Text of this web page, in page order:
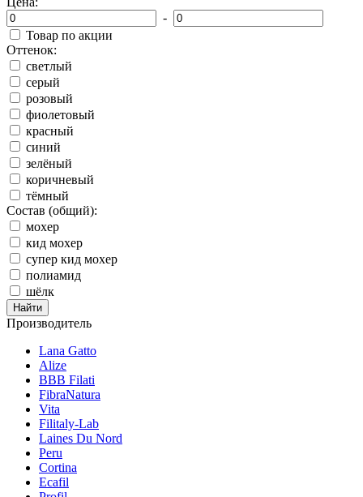
-
Товар по акции
Оттенок:
светлый
серый
розовый
фиолетовый
красный
синий
зелёный
коричневый
тёмный
Состав (общий):
мохер
кид мохер
супер кид мохер
полиамид
шёлк
Производитель
Lana Gatto
Alize
BBB Filati
FibraNatura
Vita
Filitaly-Lab
Laines Du Nord
Peru
Cortina
Ecafil